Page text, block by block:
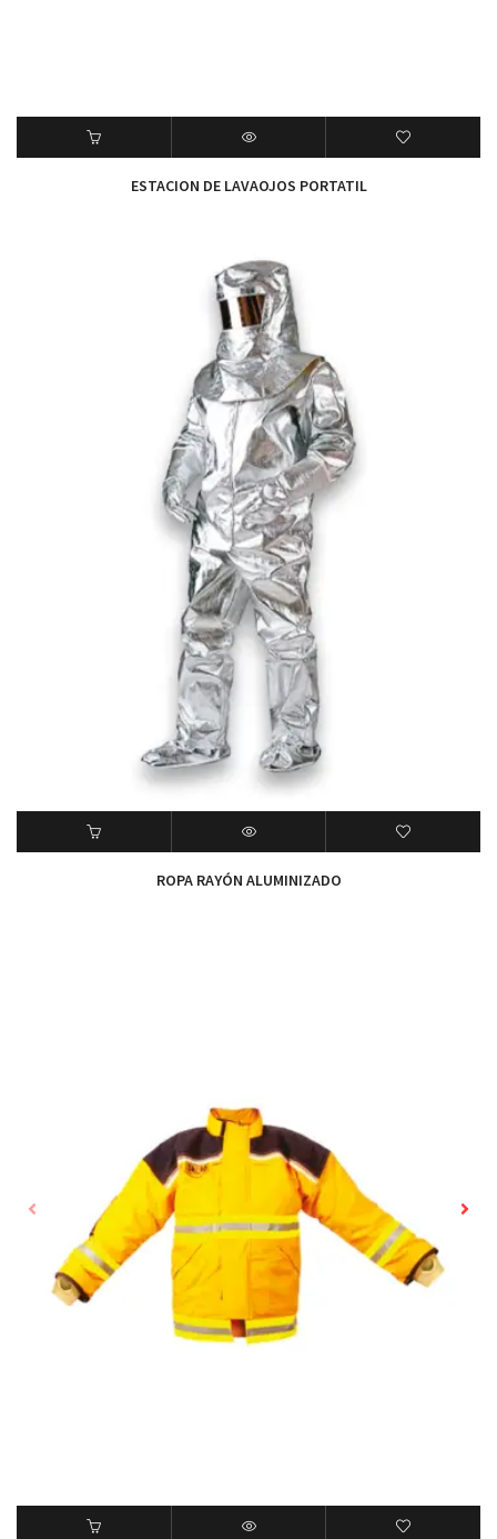
ESTACION DE LAVAOJOS PORTATIL
ROPA RAYÓN ALUMINIZADO